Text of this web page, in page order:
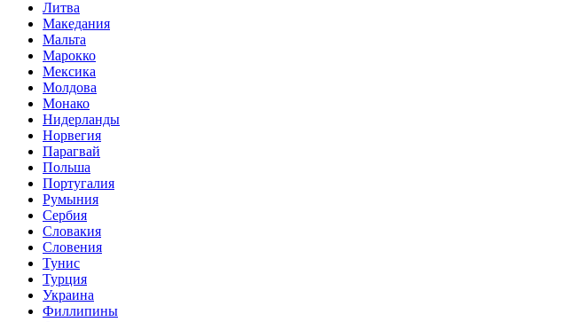
Литва
Македания
Мальта
Марокко
Мексика
Молдова
Монако
Нидерланды
Норвегия
Парагвай
Польша
Португалия
Румыния
Сербия
Словакия
Словения
Тунис
Турция
Украина
Филлипины